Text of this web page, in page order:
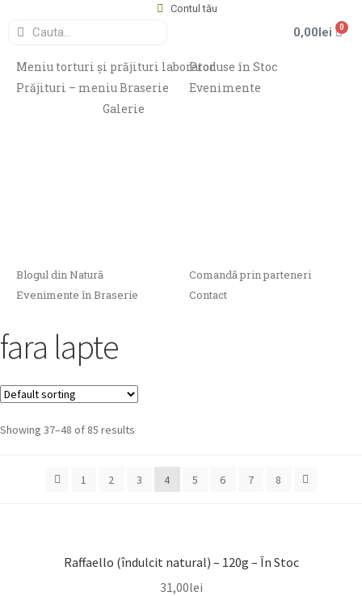
Contul tău
0,00lei 0
Meniu torturi și prăjituri laboratorProduse în Stoc
Prăjituri – meniu Braserie
Evenimente
Galerie
Blogul din Natură
Comandă prin parteneri
Evenimente în Braserie
Contact
fara lapte
Showing 37–48 of 85 results
1 2 3 4 5 6 7 8
Raffaello (îndulcit natural) – 120g – În Stoc
31,00lei